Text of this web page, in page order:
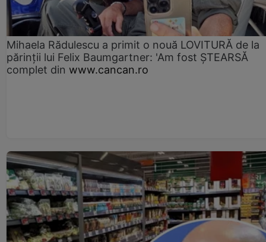
Mihaela Rădulescu a primit o nouă LOVITURĂ de la
părinții lui Felix Baumgartner: 'Am fost ȘTEARSĂ
complet din www.cancan.ro